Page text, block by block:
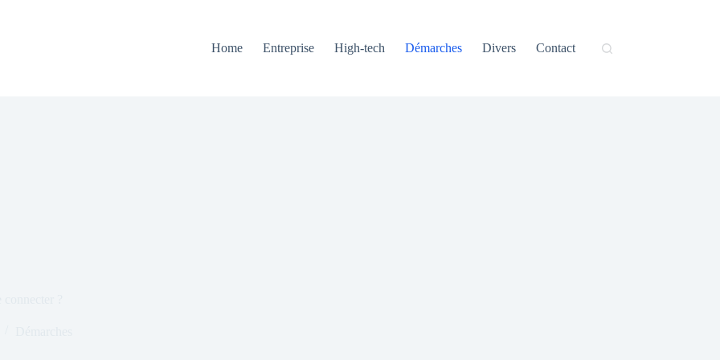
Home
Entreprise High-tech Démarches Divers Contact